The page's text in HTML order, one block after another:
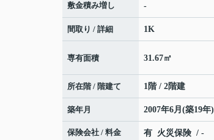
敷金積み増し -
間取り / 詳細 1K
専有面積 31.67㎡
所在階 / 階建て 1階 / 2階建
築年月 2007年6月(築19年)
保険会社 / 料金 有 火災保険 / -